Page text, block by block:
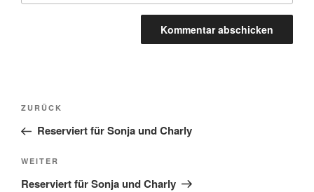
Beitragsnavigation
Vorheriger
Beitrag
ZURÜCK
Reserviert für Sonja und Charly
Nächster
Beitrag
WEITER
Reserviert für Sonja und Charly